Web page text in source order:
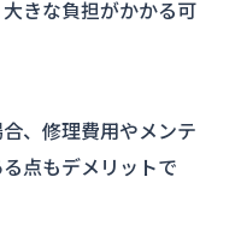
きな負担がかかる可
、修理費用やメンテ
点もデメリットで